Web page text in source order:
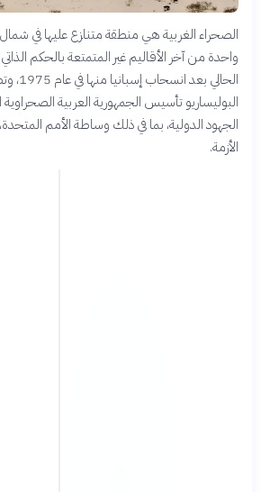
الصحراء الغربية هي منطقة متنازع عليها في شمال
واحدة من آخر الأقاليم غير المتمتعة بالحكم الذاتي
الحالي
البوليساريو تأسيس الجمهورية العربية
الجهود الدولية، بما في ذلك وساطة الأمم
الأزمة.